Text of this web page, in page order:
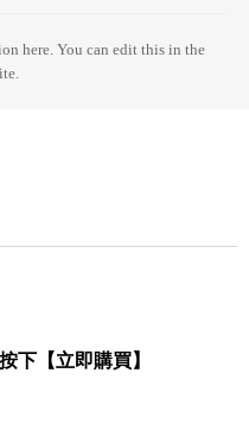
here. You can edit this in the
下【立即購買】